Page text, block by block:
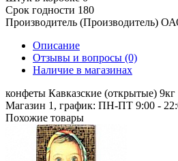
Срок годности 180
Производитель (Производитель)
Описание
Отзывы и вопросы (0)
Наличие в магазинах
конфеты Кавказские (открытые) 9кг
Магазин 1, график: ПН-ПТ 9:00 -
Похожие товары